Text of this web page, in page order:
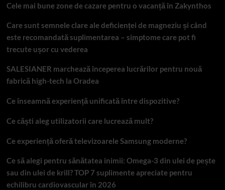
Cele mai bune zone de cazare pentru o vacanță în Zakynthos
Care sunt semnele clare ale deficienței de magneziu și când
este recomandată suplimentarea – simptome care pot fi
trecute ușor cu vederea
SALESIANER marchează începerea lucrărilor pentru nouă
fabrică high-tech la Oradea
Ce înseamnă experiență unificată între dispozitive?
Ce căști aleg utilizatorii care lucrează mult?
Ce experiență oferă televizoarele Samsung moderne?
Ce să alegi pentru sănătatea inimii: Omega-3 din ulei de pește
sau din ulei de krill? TOP 7 suplimente apreciate pentru
echilibru cardiovascular în 2026